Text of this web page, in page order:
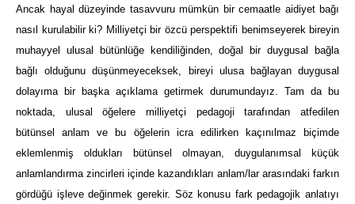
Ancak hayal düzeyinde tasavvuru mümkün bir cemaatle aidiyet bağı
nasıl kurulabilir ki? Milliyetçi bir özcü perspektifi benimseyerek bireyin
muhayyel ulusal bütünlüğe kendiliğinden, doğal bir duygusal bağla
bağlı olduğunu düşünmeyeceksek, bireyi ulusa bağlayan duygusal
dolayıma bir başka açıklama getirmek durumundayız. Tam da bu
noktada, ulusal öğelere milliyetçi pedagoji tarafından atfedilen
bütünsel anlam ve bu öğelerin icra edilirken kaçınılmaz biçimde
eklemlenmiş oldukları bütünsel olmayan, duygulanımsal küçük
anlamlandırma zincirleri içinde kazandıkları anlam/lar arasındaki farkın
gördüğü işleve değinmek gerekir. Söz konusu fark pedagojik anlatıyı